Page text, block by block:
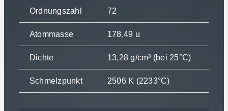
Über uns
Kontakt
Gewichtsrechner
Ordnungszahl 72
Atommasse 178,49 u
Dichte 13,28 g/cm³ (bei 25°C)
Schmelzpunkt 2506 K (2233°C)